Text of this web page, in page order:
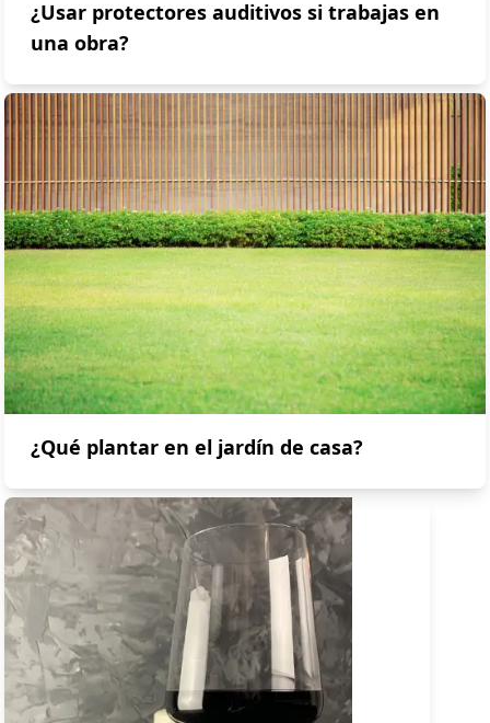
¿Usar protectores auditivos si trabajas en
una obra?
¿Qué plantar en el jardín de casa?